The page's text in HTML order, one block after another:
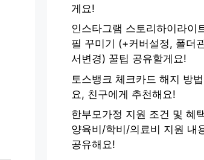
게요!
인스타그램 스토리하이라이
필 꾸미기 (+커버설정, 폴더
서변경) 꿀팁 공유할게요!
토스뱅크 체크카드 해지 방
요, 친구에게 추천해요!
한부모가정 지원 조건 및 혜
양육비/학비/의료비 지원 내
공유해요!